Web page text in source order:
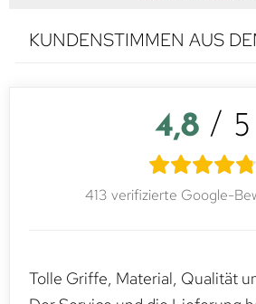
KUNDENSTIMMEN AUS
4,8 / 5
413 verifizierte Google-
Tolle Griffe, Material, Qualität